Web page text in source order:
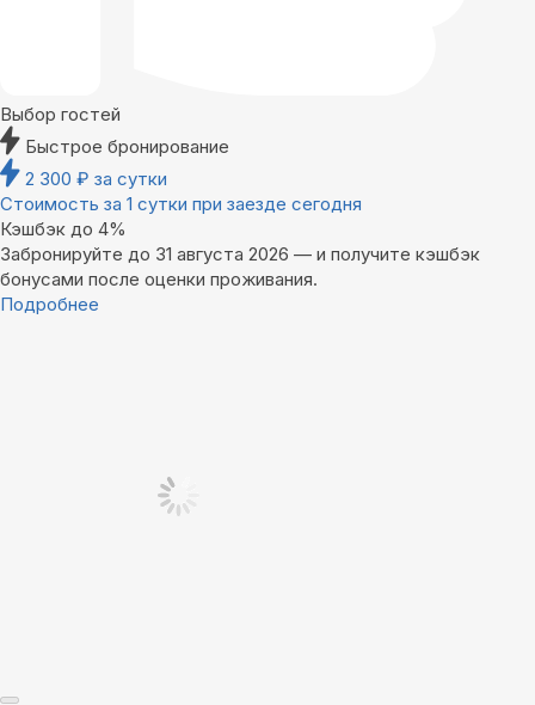
Выбор гостей
Быстрое бронирование
2 300 ₽ за сутки
Стоимость за 1 сутки при заезде сегодня
Кэшбэк до 4%
Забронируйте до 31 августа 2026 — и получите кэшбэк
бонусами после оценки проживания.
Подробнее